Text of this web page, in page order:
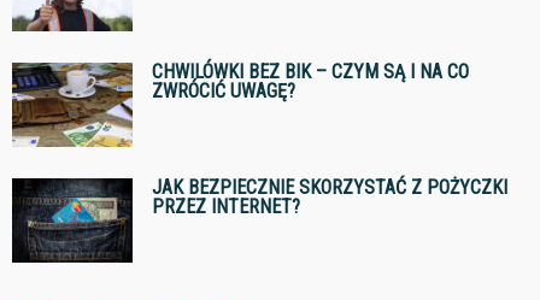
CHWILÓWKI BEZ BIK – CZYM SĄ I NA CO
ZWRÓCIĆ UWAGĘ?
JAK BEZPIECZNIE SKORZYSTAĆ Z POŻYCZKI
PRZEZ INTERNET?